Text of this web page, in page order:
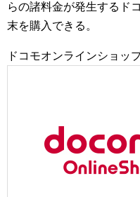
らの諸料金が発生するド
末を購入できる。
ドコモオンラインショッ